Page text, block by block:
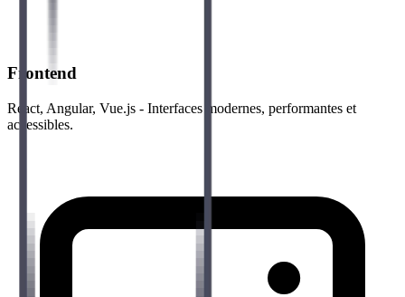
Frontend
React, Angular, Vue.js - Interfaces modernes, performantes et
accessibles.